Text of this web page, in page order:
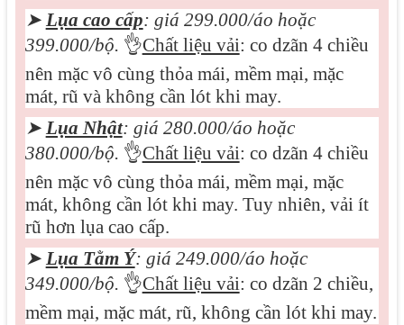
➤ Lụa cao cấp: giá 299.000/áo hoặc
399.000/bộ. 👌Chất liệu vải: co dzãn 4 chiều
nên mặc vô cùng thỏa mái, mềm mại, mặc
mát, rũ và không cần lót khi may.
➤ Lụa Nhật: giá 280.000/áo hoặc
380.000/bộ. 👌Chất liệu vải: co dzãn 4 chiều
nên mặc vô cùng thỏa mái, mềm mại, mặc
mát, không cần lót khi may. Tuy nhiên, vải ít
rũ hơn lụa cao cấp.
➤ Lụa Tằm Ý: giá 249.000/áo hoặc
349.000/bộ. 👌Chất liệu vải: co dzãn 2 chiều,
mềm mại, mặc mát, rũ, không cần lót khi may.